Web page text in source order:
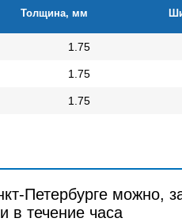
Толщина, мм
1.75
1.75
1.75
Петербурге можно,
в течение часа